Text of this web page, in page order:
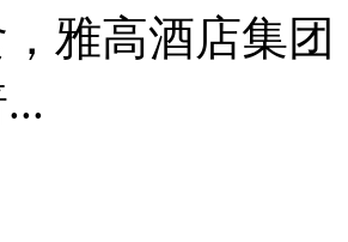
雅高酒店集